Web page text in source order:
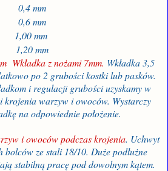
0,4 mm
0,6 mm
1,00 mm
1,20 mm
Wkładka z nożami 7mm. Wkładka 3,5
po 2 grubości kostki lub pasków.
i regulacji grubości uzyskamy w
krojenia warzyw i owoców. Wystarczy
na odpowiednie położenie.
i owocówpodczas krojenia. Uchwyt
ze stali 18/10. Duże podłużne
stabilną pracę pod dowolnym kątem.